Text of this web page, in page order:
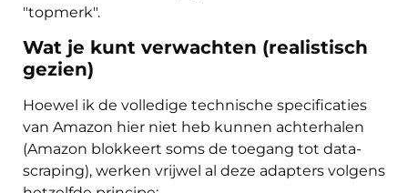
"topmerk".
Wat je kunt verwachten (realistisch
gezien)
Hoewel ik de volledige technische specificaties
van Amazon hier niet heb kunnen achterhalen
(Amazon blokkeert soms de toegang tot data-
scraping), werken vrijwel al deze adapters volgens